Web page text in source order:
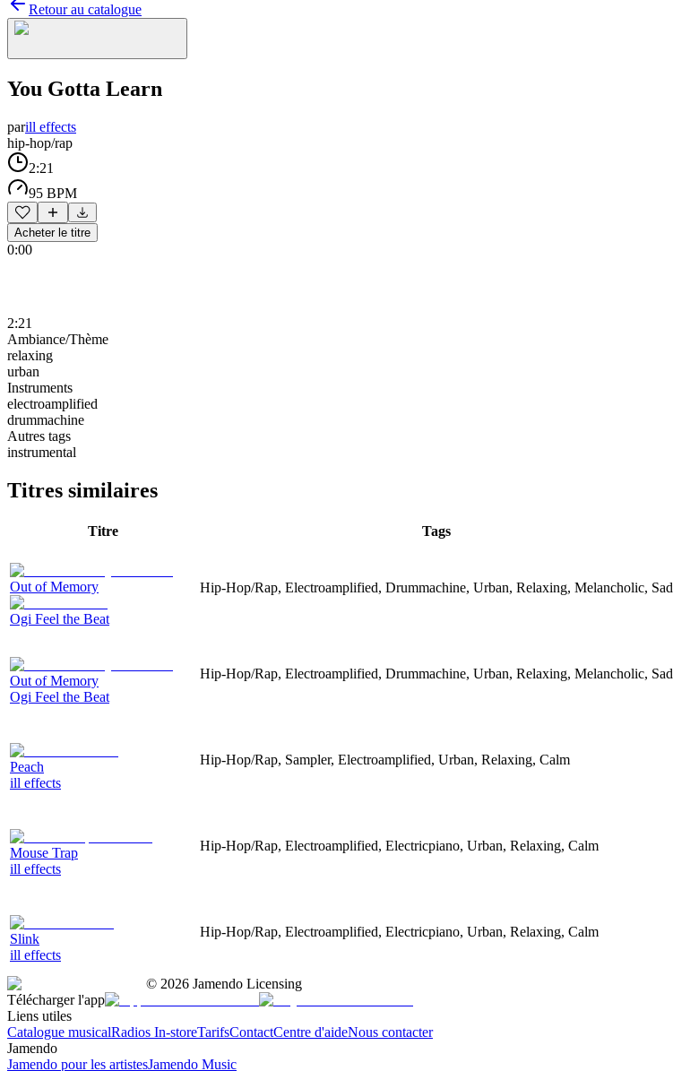
Retour au catalogue
You Gotta Learn
parill effects
hip-hop/rap
2:21
95 BPM
Acheter le titre
0:00
2:21
Ambiance/Thème
relaxing
urban
Instruments
electroamplified
drummachine
Autres tags
instrumental
Titres similaires
Titre Tags
Out of Memory
Ogi Feel the Beat
Hip-Hop/Rap, Electroamplified, Drummachine, Urban, Relaxing, Melancholic, Sad
Out of Memory
Ogi Feel the Beat
Hip-Hop/Rap, Electroamplified, Drummachine, Urban, Relaxing, Melancholic, Sad
Peach
ill effects
Hip-Hop/Rap, Sampler, Electroamplified, Urban, Relaxing, Calm
Mouse Trap
ill effects
Hip-Hop/Rap, Electroamplified, Electricpiano, Urban, Relaxing, Calm
Slink
ill effects
Hip-Hop/Rap, Electroamplified, Electricpiano, Urban, Relaxing, Calm
© 2026 Jamendo Licensing
Télécharger l'app
Liens utiles
Catalogue musicalRadios In-storeTarifsContactCentre d'aideNous contacter
Jamendo
Jamendo pour les artistesJamendo Music